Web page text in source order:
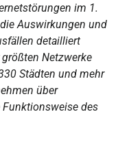
im 1.
Auswirkungen und
detailliert
Netzwerke
Städten und mehr
über
des